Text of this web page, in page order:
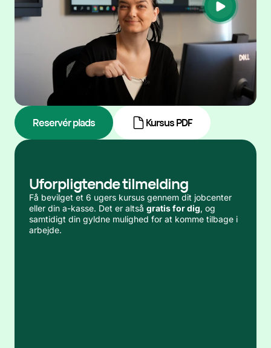
Reservér plads Kursus PDF
Uforpligtende tilmelding
Få bevilget et 6 ugers kursus gennem dit jobcenter
eller din a-kasse. Det er altså gratis for dig, og
samtidigt din gyldne mulighed for at komme tilbage i
arbejde.